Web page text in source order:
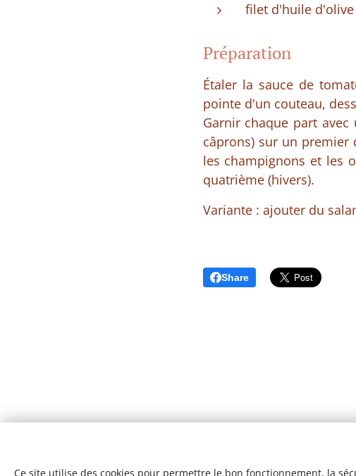
filet d'huile
Préparation
Étaler la sauce de
pointe d'un couteau,
Garnir chaque part
câprons) sur un premier
les champignons et les
quatrième (hivers).
Variante : ajouter du
Share
Ce site utilise des cookies pour permettre le bon fonctionnement, la